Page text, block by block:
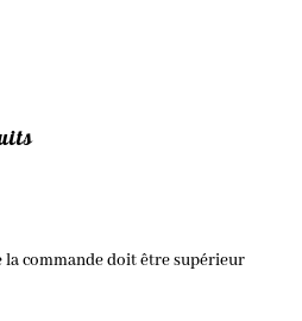
commande doit être supérieur